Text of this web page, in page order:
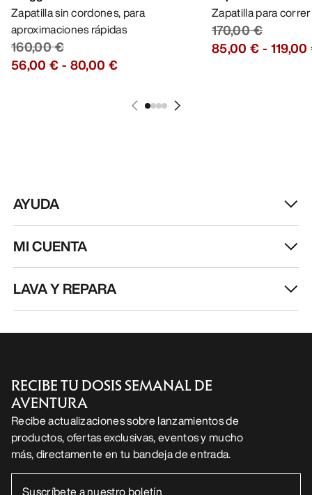
Zapatilla sin cordones, para
aproximaciones rápidas
160,00 €
56,00 €- 80,00 €
Zapatilla para
170,00 €
85,00 €-
AYUDA
MI CUENTA
LAVA Y REPARA
RECIBE TU DOSIS SEMANAL DE
AVENTURA
Recibe actualizaciones sobre lanzamientos de
productos, ofertas exclusivas, eventos y mucho
más, directamente en tu bandeja de entrada.